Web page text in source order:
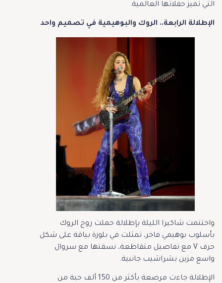
التي تميز حفلاتها العالمية.
الإطلالة الرابعة.. الروك والبوهيمية في تصميم واحد
واختتمت شاكيرا الليلة بإطلالة حملت روح الروك
بأسلوب بوهيمي فاخر، تمثلت في بلوزة بياقة على شكل
حرف V مع تفاصيل متقاطعة، نسقتها مع سروال
واسع مزين بشراشيب جانبية.
الإطلالة جاءت مرصعة بأكثر من 150 ألف حبة من